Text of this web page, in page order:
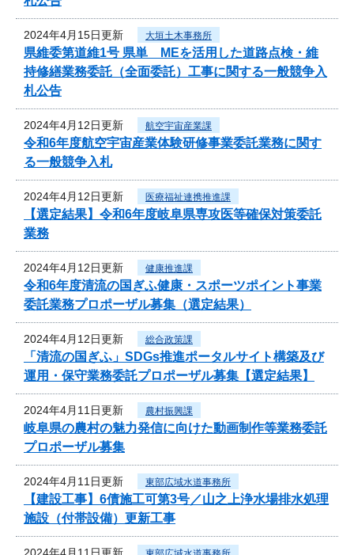
2024年4月15日更新 大垣土木事務所
県維委第道維1号 県単 MEを活用した道路点検・維
持修繕業務委託（全面委託）工事に関する一般競争入
札公告
2024年4月12日更新 航空宇宙産業課
令和6年度航空宇宙産業体験研修事業委託業務に関す
る一般競争入札
2024年4月12日更新 医療福祉連携推進課
【選定結果】令和6年度岐阜県専攻医等確保対策委託
業務
2024年4月12日更新 健康推進課
令和6年度清流の国ぎふ健康・スポーツポイント事業
委託業務プロポーザル募集（選定結果）
2024年4月12日更新 総合政策課
「清流の国ぎふ」SDGs推進ポータルサイト構築及び
運用・保守業務委託プロポーザル募集【選定結果】
2024年4月11日更新 農村振興課
岐阜県の農村の魅力発信に向けた動画制作等業務委託
プロポーザル募集
2024年4月11日更新 東部広域水道事務所
【建設工事】6債施工可第3号／山之上浄水場排水処理
施設（付帯設備）更新工事